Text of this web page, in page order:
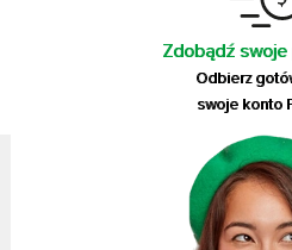
Zdobądź
Odbierz
swoje konto